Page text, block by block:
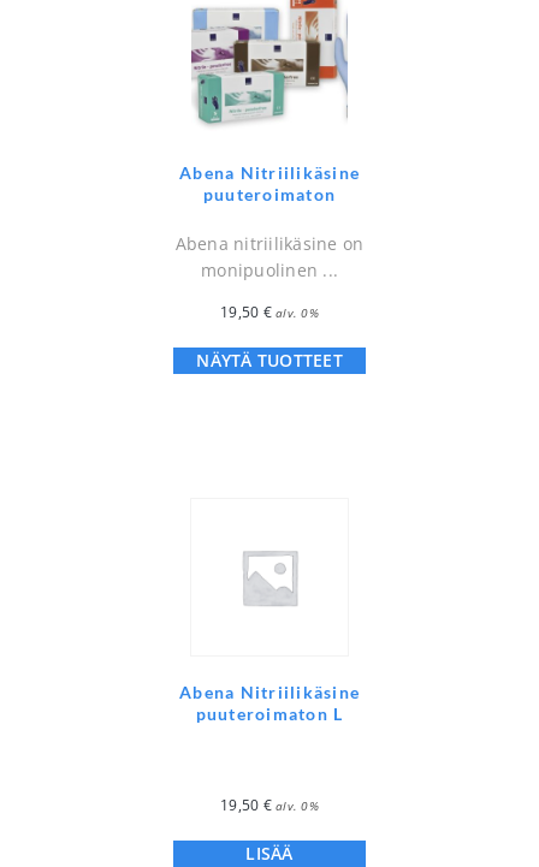
Abena Nitriilikäsine
puuteroimaton
Abena nitriilikäsine on
monipuolinen ...
19,50 € alv. 0%
NÄYTÄ TUOTTEET
Abena Nitriilikäsine
puuteroimaton L
19,50 € alv. 0%
LISÄÄ